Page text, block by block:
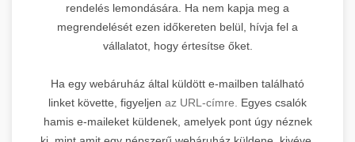
rendelés lemondására. Ha nem kapja meg a
megrendelését ezen időkereten belül, hívja fel a
vállalatot, hogy értesítse őket.
Ha egy webáruház által küldött e-mailben található
linket követte, figyeljen az URL-címre.
Egyes csalók
hamis e-maileket küldenek, amelyek pont úgy néznek